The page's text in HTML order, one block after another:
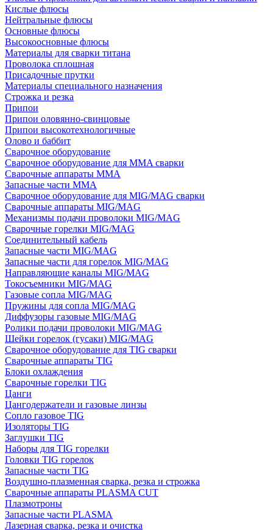
Кислые флюсы
Нейтральные флюсы
Основные флюсы
Высокоосновные флюсы
Материалы для сварки титана
Проволока сплошная
Присадочные прутки
Материалы специального назначения
Строжка и резка
Припои
Припои оловянно-свинцовые
Припои высокотехнологичные
Олово и баббит
Сварочное оборудование
Сварочное оборудование для MMA сварки
Сварочные аппараты MMA
Запасные части MMA
Сварочное оборудование для MIG/MAG сварки
Сварочные аппараты MIG/MAG
Механизмы подачи проволоки MIG/MAG
Сварочные горелки MIG/MAG
Соединительный кабель
Запасные части MIG/MAG
Запасные части для горелок MIG/MAG
Направляющие каналы MIG/MAG
Токосъемники MIG/MAG
Газовые сопла MIG/MAG
Пружины для сопла MIG/MAG
Диффузоры газовые MIG/MAG
Ролики подачи проволоки MIG/MAG
Шейки горелок (гусаки) MIG/MAG
Сварочное оборудование для TIG сварки
Сварочные аппараты TIG
Блоки охлаждения
Сварочные горелки TIG
Цанги
Цангодержатели и газовые линзы
Сопло газовое TIG
Изоляторы TIG
Заглушки TIG
Наборы для TIG горелки
Головки TIG горелок
Запасные части TIG
Воздушно-плазменная сварка, резка и строжка
Сварочные аппараты PLASMA CUT
Плазмотроны
Запасные части PLASMA
Лазерная сварка, резка и очистка